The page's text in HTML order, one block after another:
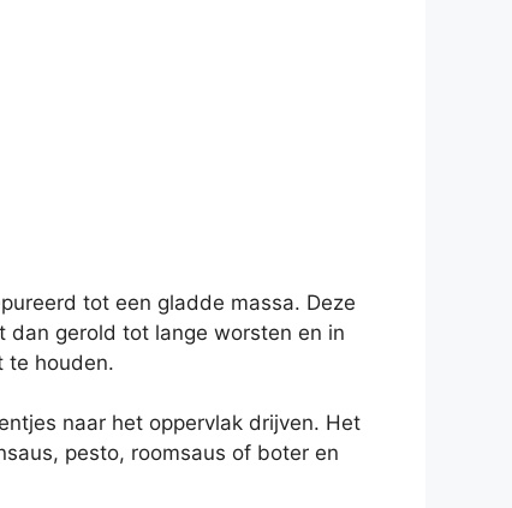
tot een gladde massa. Deze
dan gerold tot lange worsten en in
te houden.
naar het oppervlak drijven. Het
pesto, roomsaus of boter en